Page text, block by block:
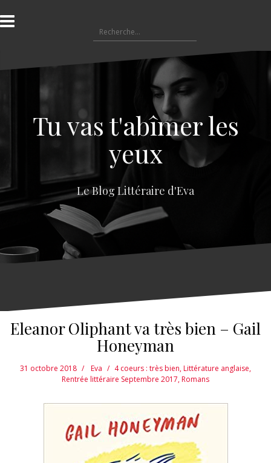
l
a
e
e
Tu vas t'abîmer les
yeux
Le Blog Littéraire d'Eva
Eleanor Oliphant va très bien – Gail
Honeyman
31 octobre 2018 Eva 4 coeurs : très bien,Littérature anglaise,
Rentrée littéraire Septembre 2017,Romans